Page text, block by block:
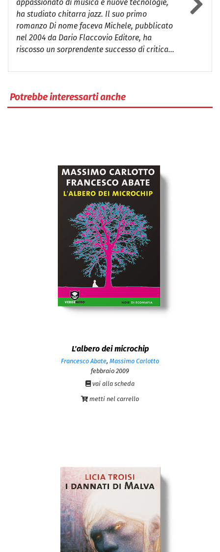
appassionato di musica e nuove tecnologie,
ha studiato chitarra jazz. Il suo primo
romanzo Di nome faceva Michele, pubblicato
nel 2004 da Dario Flaccovio Editore, ha
riscosso un sorprendente successo di critica...
Potrebbe interessarti anche
L'albero dei microchip
Francesco Abate, Massimo Carlotto
febbraio 2009
vai alla scheda
metti nel carrello